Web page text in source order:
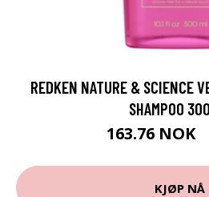
REDKEN NATURE & SCIENCE
SHAMPOO
163.76 NOK
KJØP NÅ